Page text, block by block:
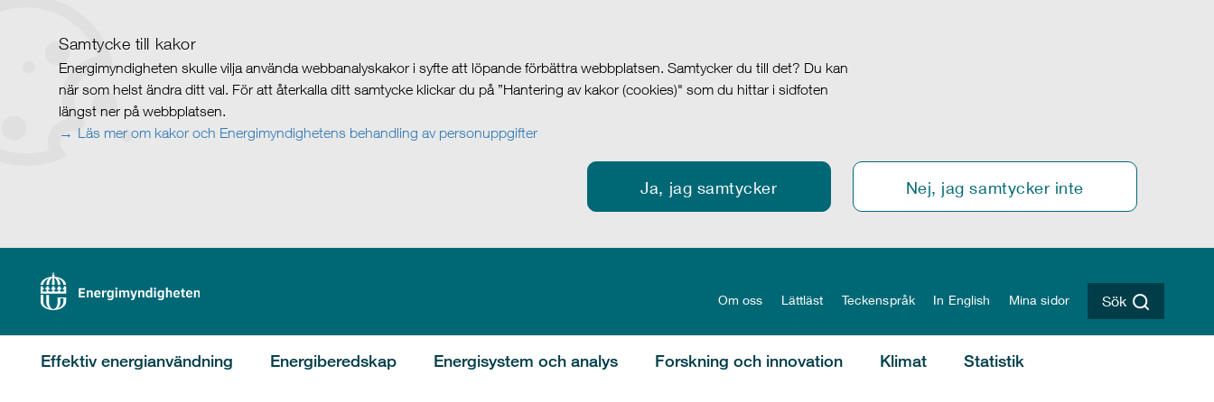
Samtycke till kakor
Energimyndigheten skulle vilja använda webbanalyskakor i syfte att löpande förbättra webbplatsen. Samtycker du till det? Du kan
när som helst ändra ditt val. För att återkalla ditt samtycke klickar du på ”Hantering av kakor (cookies)" som du hittar i sidfoten
längst ner på webbplatsen.
Läs mer om kakor och Energimyndighetens behandling av personuppgifter
Ja, jag samtycker Nej, jag samtycker inte
Om oss Lättläst Teckenspråk In English Mina sidor Sök
Effektiv energianvändning Energiberedskap Energisystem och analys Forskning och innovation Klimat Statistik